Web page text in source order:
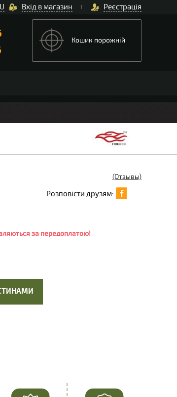
Вхід в магазин Реєстрація
Кошик порожній
(Отзывы)
Розповісти друзям:
за передоплатою!